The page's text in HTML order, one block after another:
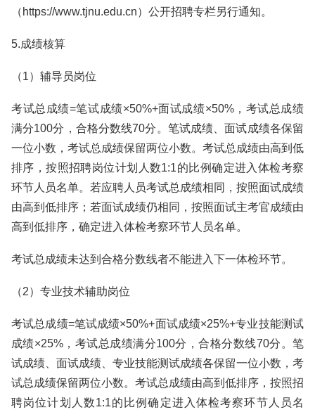
（https://www.tjnu.edu.cn）公开招聘专栏另行通知。
5.成绩核算
（1）辅导员岗位
考试总成绩=笔试成绩×50%+面试成绩×50%，考试总成绩
满分100分，合格分数线70分。笔试成绩、面试成绩各保留
一位小数，考试总成绩保留两位小数。考试总成绩由高到低
排序，按照招聘岗位计划人数1:1的比例确定进入体检考察
环节人员名单。若应聘人员考试总成绩相同，按照面试成绩
由高到低排序；若面试成绩仍相同，按照面试主考官成绩由
高到低排序，确定进入体检考察环节人员名单。
考试总成绩未达到合格分数线者不能进入下一体检环节。
（2）专业技术辅助岗位
考试总成绩=笔试成绩×50%+面试成绩×25%+专业技能测试
成绩×25%，考试总成绩满分100分，合格分数线70分。笔
试成绩、面试成绩、专业技能测试成绩各保留一位小数，考
试总成绩保留两位小数。考试总成绩由高到低排序，按照招
聘岗位计划人数1:1的比例确定进入体检考察环节人员名